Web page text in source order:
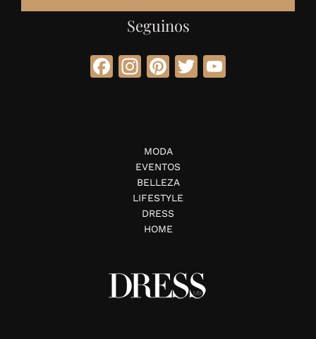
Seguinos
Facebook
Instagram
Pinterest
Twitter
MODA
EVENTOS
BELLEZA
LIFESTYLE
DRESS
HOME